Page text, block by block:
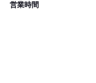
営業時間